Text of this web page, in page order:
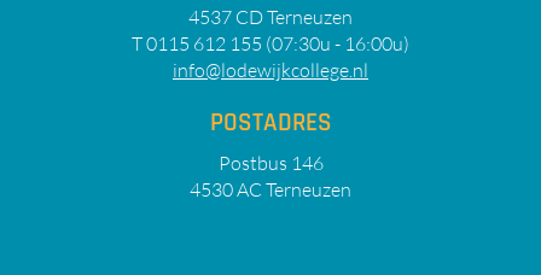
4537 CD Terneuzen
T 0115 612 155 (07:30u - 16:00u)
info@lodewijkcollege.nl
POSTADRES
Postbus 146
4530 AC Terneuzen